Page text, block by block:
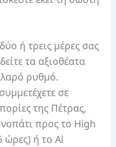
ή τρεις μέρες σας
τα αξιοθέατα
ρυθμό.
σε
της Πέτρας,
προς το High
ώρες) ή το Al